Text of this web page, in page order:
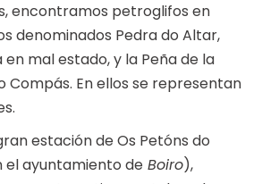
encontramos petroglifos en
denominados Pedra do Altar,
mal estado, y la Peña de la
Compás. En ellos se representan
estación de Os Petóns do
el ayuntamiento de Boiro),